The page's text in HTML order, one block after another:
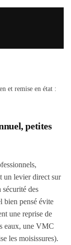
et remise en état :
petites
un levier direct sur
des
bien pensé évite
une reprise de
eaux, une VMC
les moisissures).